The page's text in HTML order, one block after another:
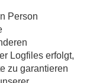
Person
Logfiles erfolgt,
zu garantieren